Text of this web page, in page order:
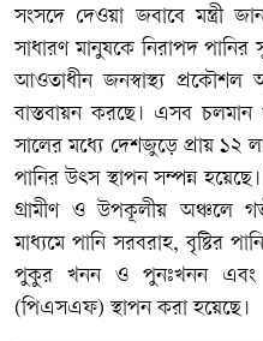
সংসদে দেওয়া জবাবে মন্ত্রী
সাধারণ মানুষকে নিরাপদ পানির
আওতাধীন জনস্বাস্থ্য প্রকৌশল
বাস্তবায়ন করছে। এসব
সালের মধ্যে দেশজুড়ে প্রায় ১২
পানির উৎস স্থাপন সম্পন্ন
গ্রামীণ ও উপকূলীয় অঞ্চলে
মাধ্যমে পানি সরবরাহ, বৃষ্টির
পুকুর খনন ও পুনঃখনন এবং
(পিএসএফ) স্থাপন করা হয়েছে।